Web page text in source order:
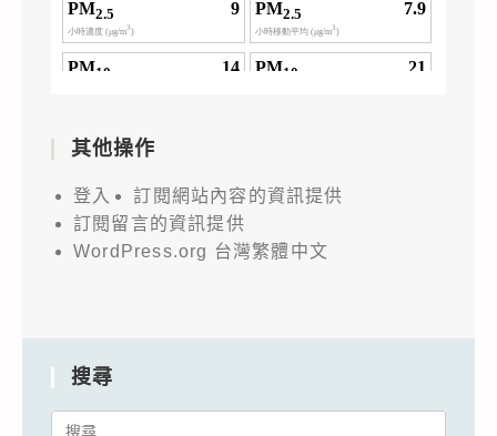
其他操作
登入
訂閱網站內容的資訊提供
訂閱留言的資訊提供
WordPress.org 台灣繁體中文
搜尋
Search